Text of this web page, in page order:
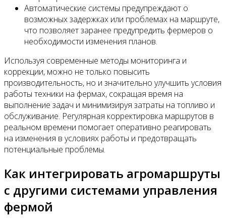
Автоматические системы предупреждают о
возможных задержках или проблемах на маршруте,
что позволяет заранее предупредить фермеров о
необходимости изменения планов.
Используя современные методы мониторинга и
коррекции, можно не только повысить
производительность, но и значительно улучшить условия
работы техники на фермах, сокращая время на
выполнение задач и минимизируя затраты на топливо и
обслуживание. Регулярная корректировка маршрутов в
реальном времени помогает оперативно реагировать
на изменения в условиях работы и предотвращать
потенциальные проблемы.
Как интегрировать агромаршруты
с другими системами управления
фермой